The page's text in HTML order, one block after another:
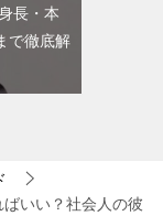
長・本
で徹底解
いい？社会人の彼